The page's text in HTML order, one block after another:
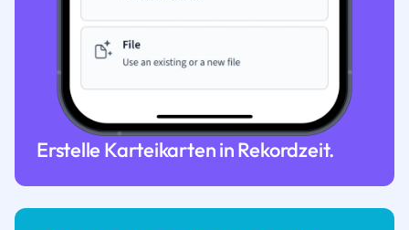
Erstelle Karteikarten in Rekordzeit.